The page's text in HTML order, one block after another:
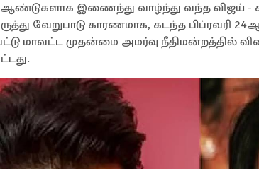
ஆண்டுகளாக இணைந்து வாழ்ந்து வந்த விஜய் -
வேறுபாடு காரணமாக, கடந்த பிப்ரவரி
மாவட்ட முதன்மை அமர்வு நீதிமன்றத்தில்